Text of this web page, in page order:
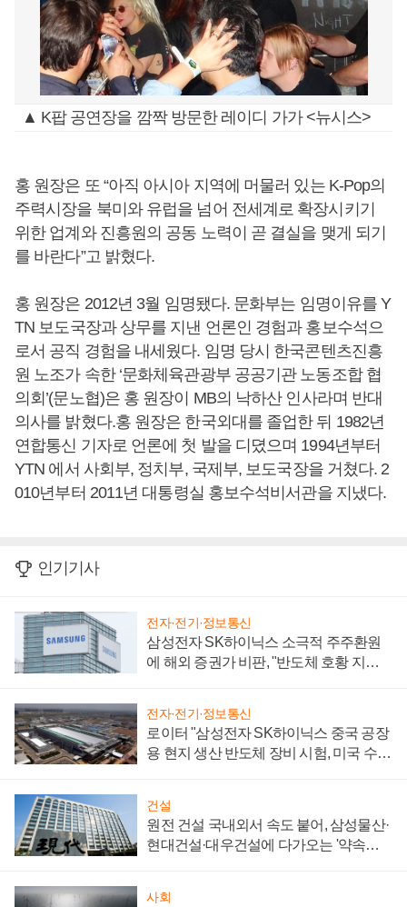
▲ K팝 공연장을 깜짝 방문한 레이디 가가 <뉴시스>
홍 원장은 또 “아직 아시아 지역에 머물러 있는 K-Pop의
주력시장을 북미와 유럽을 넘어 전세계로 확장시키기
위한 업계와 진흥원의 공동 노력이 곧 결실을 맺게 되기
를 바란다”고 밝혔다.
홍 원장은 2012년 3월 임명됐다. 문화부는 임명이유를 Y
TN 보도국장과 상무를 지낸 언론인 경험과 홍보수석으
로서 공직 경험을 내세웠다. 임명 당시 한국콘텐츠진흥
원 노조가 속한 ‘문화체육관광부 공공기관 노동조합 협
의회’(문노협)은 홍 원장이 MB의 낙하산 인사라며 반대
의사를 밝혔다.홍 원장은 한국외대를 졸업한 뒤 1982년
연합통신 기자로 언론에 첫 발을 디뎠으며 1994년부터
YTN 에서 사회부, 정치부, 국제부, 보도국장을 거쳤다. 2
010년부터 2011년 대통령실 홍보수석비서관을 지냈다.
인기기사
전자·전기·정보통신
삼성전자 SK하이닉스 소극적 주주환원
에 해외 증권가 비판, "반도체 호황 지속
전자·전기·정보통신
로이터 "삼성전자 SK하이닉스 중국 공장
용 현지 생산 반도체 장비 시험, 미국 수출
건설
원전 건설 국내외서 속도 붙어, 삼성물산·
현대건설·대우건설에 다가오는 '약속의
사회